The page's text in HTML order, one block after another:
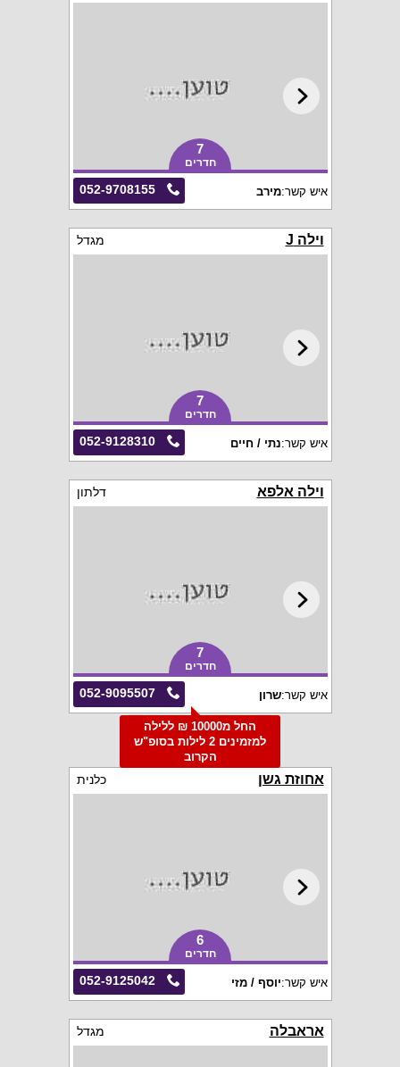
7
חדרים
052-9708155 איש קשר:מירב
וילה J מגדל
7
חדרים
052-9128310 איש קשר:נתי / חיים
וילה אלפא דלתון
7
חדרים
052-9095507 איש קשר:שרון
החל מ10000 ₪ ללילה
למזמינים 2 לילות בסופ"ש
הקרוב
אחוזת גשן כלנית
6
חדרים
052-9125042 איש קשר:יוסף / מזי
אראבלה מגדל